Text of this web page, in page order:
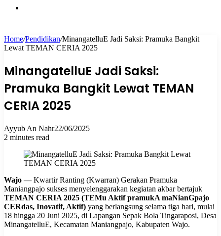
for
Home/Pendidikan/MinangatelluE Jadi Saksi: Pramuka Bangkit
Lewat TEMAN CERIA 2025
MinangatelluE Jadi Saksi:
Pramuka Bangkit Lewat TEMAN
CERIA 2025
Ayyub An Nahr22/06/2025
2 minutes read
Wajo —Kwartir Ranting (Kwarran) Gerakan Pramuka
Maniangpajo sukses menyelenggarakan kegiatan akbar bertajuk
TEMAN CERIA 2025 (TEMu Aktif pramukA maNianGpajo
CERdas, Inovatif, Aktif) yang berlangsung selama tiga hari, mulai
18 hingga 20 Juni 2025, di Lapangan Sepak Bola Tingaraposi, Desa
MinangatelluE, Kecamatan Maniangpajo, Kabupaten Wajo.